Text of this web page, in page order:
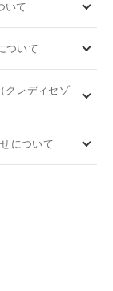
いて
ついて
クレディセゾ
について